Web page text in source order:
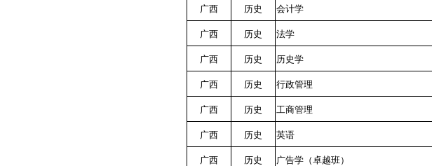
广西 历史 会计学
广西 历史 法学
广西 历史 历史学
广西 历史 行政管理
广西 历史 工商管理
广西 历史 英语
广西 历史 广告学（卓越班）